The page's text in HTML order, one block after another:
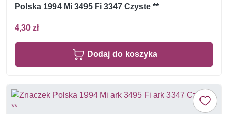
Polska 1994 Mi 3495 Fi 3347 Czyste **
4,30 zł
Dodaj do koszyka